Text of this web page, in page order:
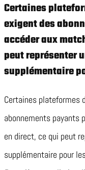
Certaines
exigent des
accéder aux
peut représenter
supplémentaire
Certaines plateformes
abonnements payants
en direct, ce qui peut
supplémentaire pour